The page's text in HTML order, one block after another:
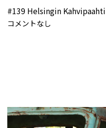
#139 Helsingin
コメントなし